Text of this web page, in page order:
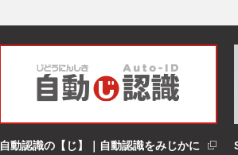
自動認識の【じ】｜自動認識をみじかに